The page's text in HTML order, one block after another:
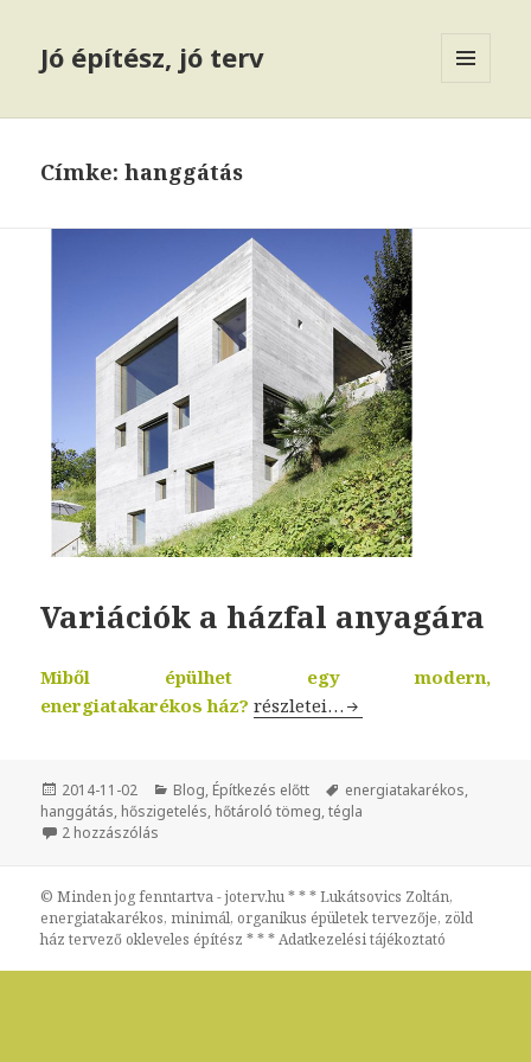
Jó építész, jó terv
Címke: hanggátás
Variációk a házfal anyagára
Miből épülhet egy modern,
energiatakarékos ház? Variációk a házfal anyagára
részletei…
Közzétéve
2014-11-02 Kategória
Blog, Építkezés előtt Címke
energiatakarékos,
hanggátás, hőszigetelés, hőtároló tömeg,tégla
2 hozzászólás
© Minden jog fenntartva - joterv.hu * * * Lukátsovics Zoltán,
energiatakarékos, minimál, organikus épületek tervezője, zöld
ház tervező okleveles építész * * *Adatkezelési tájékoztató